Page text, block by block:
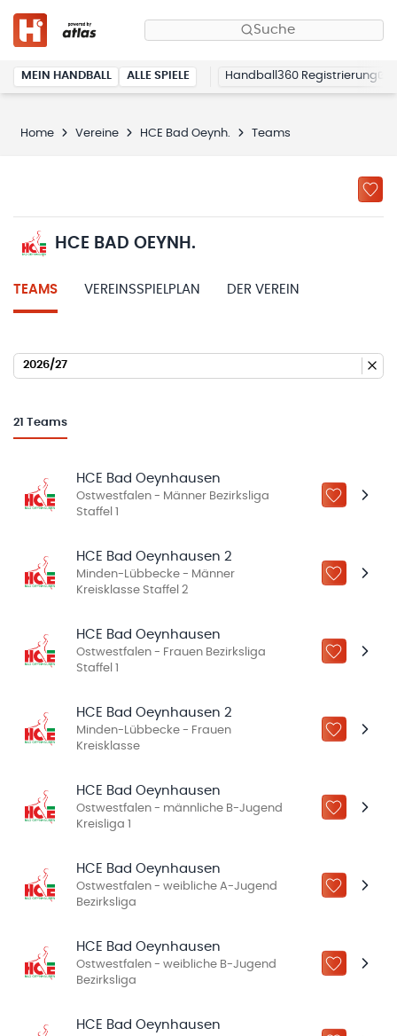
Suche
MEIN HANDBALL ALLE SPIELE Handball360 Registrierung
Home Vereine HCE Bad Oeynh. Teams
HCE BAD OEYNH.
TEAMS VEREINSSPIELPLAN DER VEREIN
2026/27
21 Teams
HCE Bad Oeynhausen
Ostwestfalen - Männer Bezirksliga
Staffel 1
ZU „MEINE
HCE Bad Oeynhausen 2
Minden-Lübbecke - Männer
Kreisklasse Staffel 2
ZU „MEINE
HCE Bad Oeynhausen
Ostwestfalen - Frauen Bezirksliga
Staffel 1
ZU „MEINE
HCE Bad Oeynhausen 2
Minden-Lübbecke - Frauen
Kreisklasse
ZU „MEINE
HCE Bad Oeynhausen
Ostwestfalen - männliche B-Jugend
Kreisliga 1
ZU „MEINE
HCE Bad Oeynhausen
Ostwestfalen - weibliche A-Jugend
Bezirksliga
ZU „MEINE
HCE Bad Oeynhausen
Ostwestfalen - weibliche B-Jugend
Bezirksliga
ZU „MEINE
HCE Bad Oeynhausen